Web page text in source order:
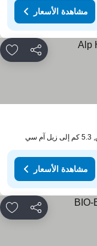
مشاهدة الأسعار
مشاركة
مشاهدة الأسعار
مشاركة